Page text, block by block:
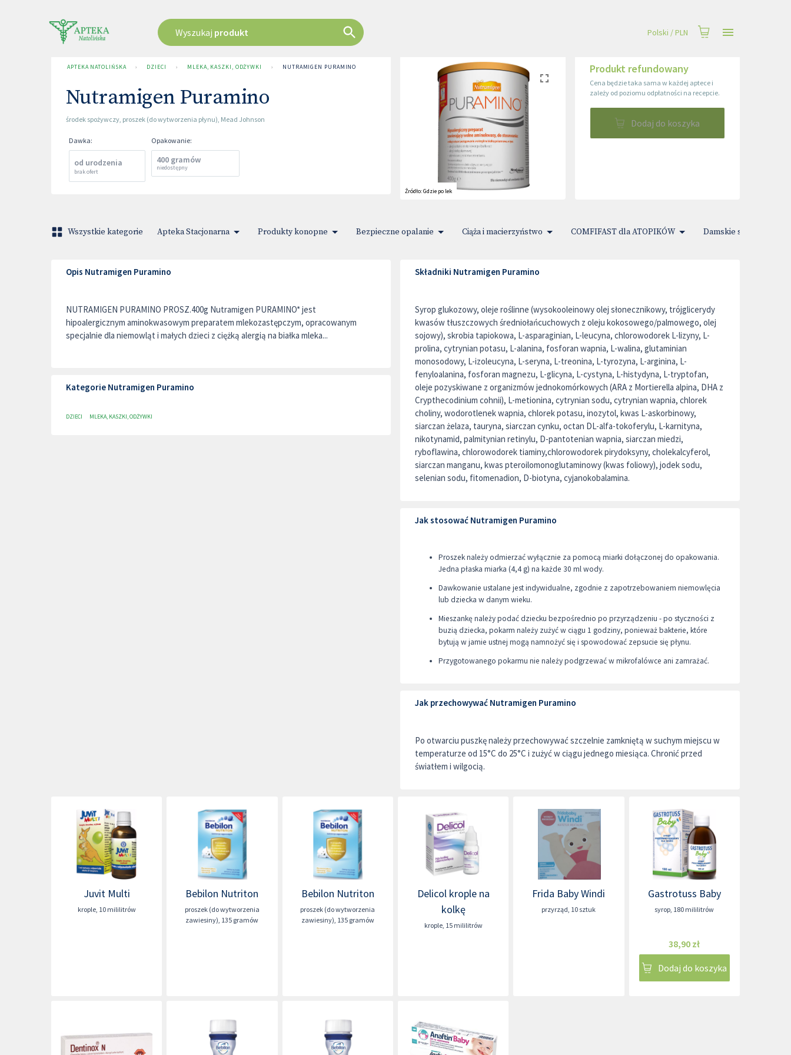
Wyszukaj produkt Polski /PLN
APTEKA NATOLIŃSKA › DZIECI › MLEKA, KASZKI, ODŻYWKI › NUTRAMIGEN PURAMINO
Nutramigen Puramino
środek spożywczy, proszek (do wytworzenia płynu), Mead Johnson
Dawka:
od urodzenia
brak ofert
Opakowanie:
400 gramów
niedostępny
Źródło:Gdzie po lek
Produkt refundowany
Cena będzie taka sama w każdej aptece i
zależy od poziomu odpłatności na recepcie.
Dodaj do koszyka
Wszystkie kategorie Apteka Stacjonarna Produkty konopne Bezpieczne opalanie Ciąża i macierzyństwo COMFIFAST dla ATOPIKÓW Damskie sprawy
Opis Nutramigen Puramino
NUTRAMIGEN PURAMINO PROSZ.400g Nutramigen PURAMINO* jest
hipoalergicznym aminokwasowym preparatem mlekozastępczym, opracowanym
specjalnie dla niemowląt i małych dzieci z ciężką alergią na białka mleka...
Kategorie Nutramigen Puramino
DZIECI MLEKA, KASZKI, ODŻYWKI
Składniki Nutramigen Puramino
Syrop glukozowy, oleje roślinne (wysokooleinowy olej słonecznikowy, trójglicerydy
kwasów tłuszczowych średniołańcuchowych z oleju kokosowego/palmowego, olej
sojowy), skrobia tapiokowa, L-asparaginian, L-leucyna, chlorowodorek L-lizyny, L-
prolina, cytrynian potasu, L-alanina, fosforan wapnia, L-walina, glutaminian
monosodowy, L-izoleucyna, L-seryna, L-treonina, L-tyrozyna, L-arginina, L-
fenyloalanina, fosforan magnezu, L-glicyna, L-cystyna, L-histydyna, L-tryptofan,
oleje pozyskiwane z organizmów jednokomórkowych (ARA z Mortierella alpina, DHA z
Crypthecodinium cohnii), L-metionina, cytrynian sodu, cytrynian wapnia, chlorek
choliny, wodorotlenek wapnia, chlorek potasu, inozytol, kwas L-askorbinowy,
siarczan żelaza, tauryna, siarczan cynku, octan DL-alfa-tokoferylu, L-karnityna,
nikotynamid, palmitynian retinylu, D-pantotenian wapnia, siarczan miedzi,
ryboflawina, chlorowodorek tiaminy,chlorowodorek pirydoksyny, cholekalcyferol,
siarczan manganu, kwas pteroilomonoglutaminowy (kwas foliowy), jodek sodu,
selenian sodu, fitomenadion, D-biotyna, cyjanokobalamina.
Jak stosować Nutramigen Puramino
Proszek należy odmierzać wyłącznie za pomocą miarki dołączonej do opakowania.
Jedna płaska miarka (4,4 g) na każde 30 ml wody.
Dawkowanie ustalane jest indywidualne, zgodnie z zapotrzebowaniem niemowlęcia
lub dziecka w danym wieku.
Mieszankę należy podać dziecku bezpośrednio po przyrządzeniu - po styczności z
buzią dziecka, pokarm należy zużyć w ciągu 1 godziny, ponieważ bakterie, które
bytują w jamie ustnej mogą namnożyć się i spowodować zepsucie się płynu.
Przygotowanego pokarmu nie należy podgrzewać w mikrofalówce ani zamrażać.
Jak przechowywać Nutramigen Puramino
Po otwarciu puszkę należy przechowywać szczelnie zamkniętą w suchym miejscu w
temperaturze od 15°C do 25°C i zużyć w ciągu jednego miesiąca. Chronić przed
światłem i wilgocią.
Juvit Multi
krople, 10 mililitrów
Bebilon Nutriton
proszek (do wytworzenia
zawiesiny), 135 gramów
Bebilon Nutriton
proszek (do wytworzenia
zawiesiny), 135 gramów
Delicol krople na
kolkę
krople, 15 mililitrów
Frida Baby Windi
przyrząd, 10 sztuk
Gastrotuss Baby
syrop, 180 mililitrów
38,90 zł
Dodaj do koszyka